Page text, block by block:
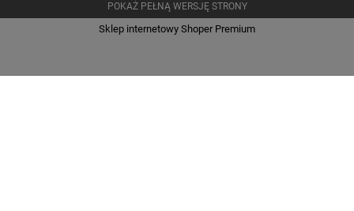
POKAŻ PEŁNĄ WERSJĘ STRONY
Sklep internetowy Shoper Premium